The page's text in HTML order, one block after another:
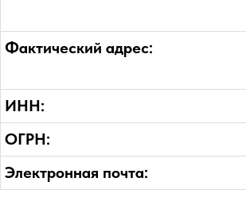
Фактический адрес:
ИНН:
ОГРН:
Электронная почта: